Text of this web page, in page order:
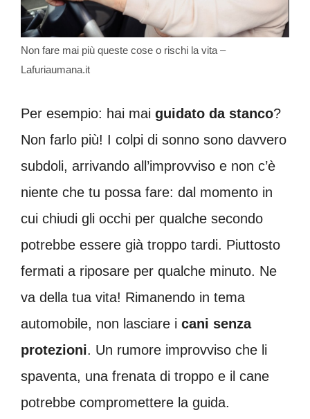
Non fare mai più queste cose o rischi la vita –
Lafuriaumana.it
Per esempio: hai mai guidato da stanco?
Non farlo più! I colpi di sonno sono davvero
subdoli, arrivando all’improvviso e non c’è
niente che tu possa fare: dal momento in
cui chiudi gli occhi per qualche secondo
potrebbe essere già troppo tardi. Piuttosto
fermati a riposare per qualche minuto. Ne
va della tua vita! Rimanendo in tema
automobile, non lasciare i cani senza
protezioni. Un rumore improvviso che li
spaventa, una frenata di troppo e il cane
potrebbe compromettere la guida.